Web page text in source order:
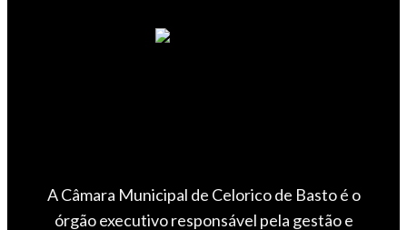
A Câmara Municipal de Celorico de Basto é o
órgão executivo responsável pela gestão e